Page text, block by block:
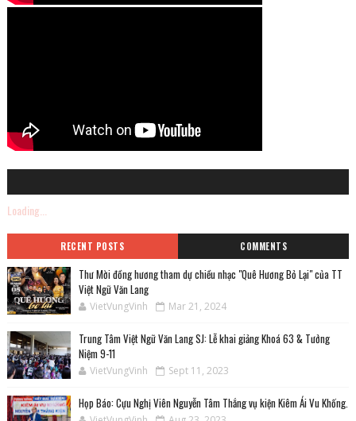
Loading...
RECENT POSTS COMMENTS
Thư Mời đồng hương tham dự chiều nhạc "Quê Hương Bỏ Lại" của TT
Việt Ngữ Văn Lang
VietVungVinh Mar 21, 2024
Trung Tâm Việt Ngữ Văn Lang SJ: Lễ khai giảng Khoá 63 & Tưởng
Niệm 9-11
VietVungVinh Sept 11, 2023
Họp Báo: Cựu Nghị Viên Nguyễn Tâm Thắng vụ kiện Kiêm Ái Vu Khống.